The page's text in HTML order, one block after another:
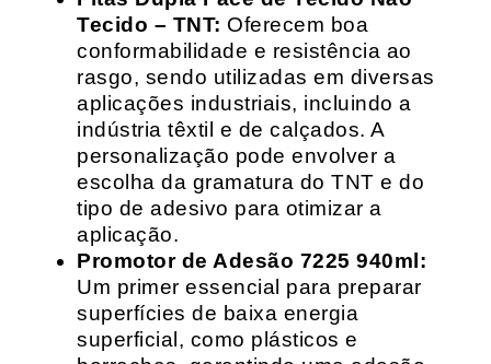
Tecido – TNT: Oferecem boa
conformabilidade e resistência ao
rasgo, sendo utilizadas em diversas
aplicações industriais, incluindo a
indústria têxtil e de calçados. A
personalização pode envolver a
escolha da gramatura do TNT e do
tipo de adesivo para otimizar a
aplicação.
Promotor de Adesão 7225 940ml:
Um primer essencial para preparar
superfícies de baixa energia
superficial, como plásticos e